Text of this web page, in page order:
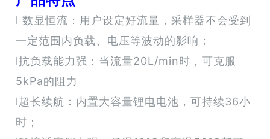
l 数显恒流：用户设定好流量，采样器不会受到
一定范围内负载、电压等波动的影响；
l抗负载能力强：当流量20L/min时，可克服
5kPa的阻力
l超长续航：内置大容量锂电电池，可持续36小
时；